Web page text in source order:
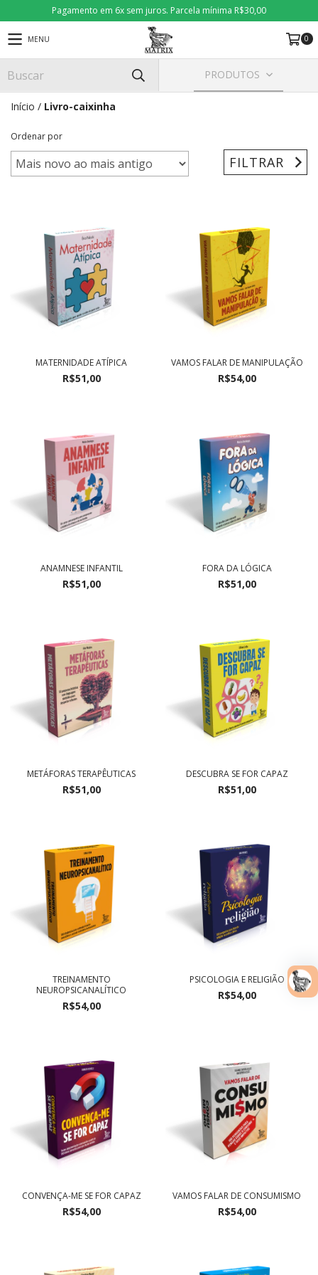
Pagamento em 6x sem juros. Parcela mínima R$30,00
MENU 0
PRODUTOS
Início / Livro-caixinha
Ordenar por
FILTRAR
MATERNIDADE ATÍPICA
R$51,00
VAMOS FALAR DE MANIPULAÇÃO
R$54,00
ANAMNESE INFANTIL
R$51,00
FORA DA LÓGICA
R$51,00
METÁFORAS TERAPÊUTICAS
R$51,00
DESCUBRA SE FOR CAPAZ
R$51,00
TREINAMENTO
NEUROPSICANALÍTICO
R$54,00
PSICOLOGIA E RELIGIÃO
R$54,00
CONVENÇA-ME SE FOR CAPAZ
R$54,00
VAMOS FALAR DE CONSUMISMO
R$54,00